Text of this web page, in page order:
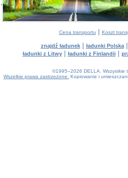
Cena transportu | Koszt
znajdź ładunek| ładunki Polska|
ładunki z Litwy| ładunki z Finlandii|
©1995–2026 DELLA. Wszystkie
Wszelkie prawa zastrzeżone.
Kopiowanie i